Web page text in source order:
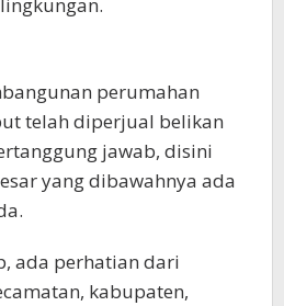
perumahan
telah diperjual belikan
jawab, disini
yang dibawahnya ada
ada perhatian dari
kabupaten,